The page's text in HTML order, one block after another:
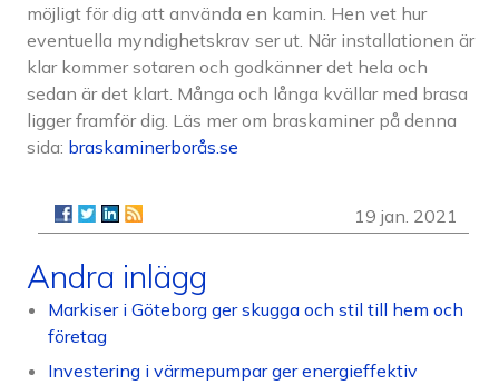
möjligt för dig att använda en kamin. Hen vet hur
eventuella myndighetskrav ser ut. När installationen är
klar kommer sotaren och godkänner det hela och
sedan är det klart. Många och långa kvällar med brasa
ligger framför dig. Läs mer om braskaminer på denna
sida: braskaminerborås.se
19 jan. 2021
Andra inlägg
Markiser i Göteborg ger skugga och stil till hem och
företag
Investering i värmepumpar ger energieffektiv